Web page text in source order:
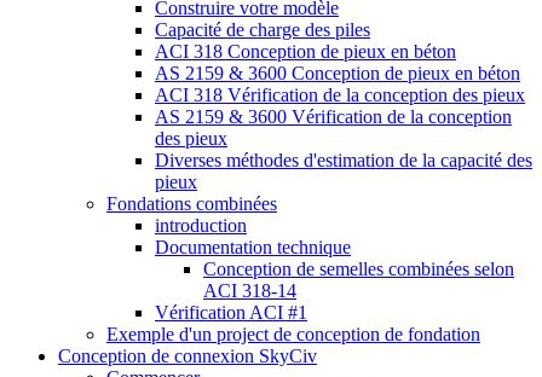
Construire votre modèle
Capacité de charge des piles
ACI 318 Conception de pieux en béton
AS 2159 & 3600 Conception de pieux en béton
ACI 318 Vérification de la conception des pieux
AS 2159 & 3600 Vérification de la conception
des pieux
Diverses méthodes d'estimation de la capacité des
pieux
Fondations combinées
introduction
Documentation technique
Conception de semelles combinées selon
ACI 318-14
Vérification ACI #1
Exemple d'un project de conception de fondation
Conception de connexion SkyCiv